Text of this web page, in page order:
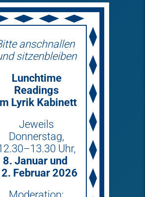
anschnallen
sitzenbleiben
Lunchtime
Readings
Lyrik Kabinett
Jeweils
Donnerstag,
Uhr,
8. Januar und
Februar 2026